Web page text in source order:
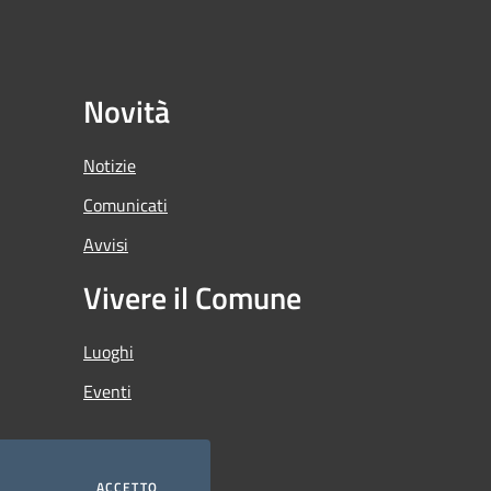
Novità
Notizie
Comunicati
Avvisi
Vivere il Comune
Luoghi
Eventi